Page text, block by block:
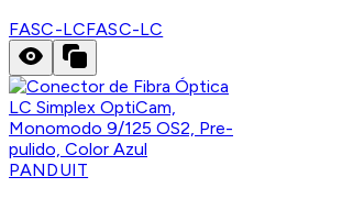
FASC-LCFASC-LC
PANDUIT